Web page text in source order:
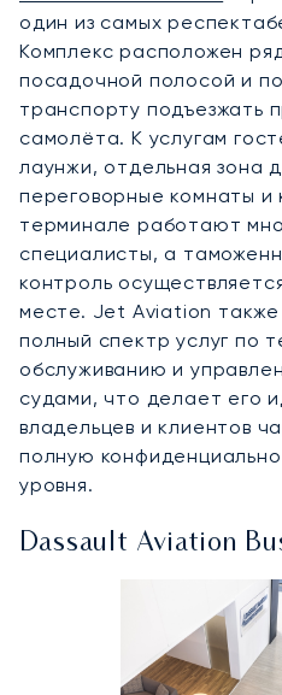
один из самых
Комплекс расположен
посадочной полосой и
транспорту подъезжать
самолёта. К услугам
лаунжи, отдельная зона
переговорные комнаты
терминале работают
специалисты, а
контроль
месте. Jet Aviation также
полный спектр услуг по
обслуживанию и
судами, что делает его
владельцев и клиентов
полную
уровня.
Dassault Aviation